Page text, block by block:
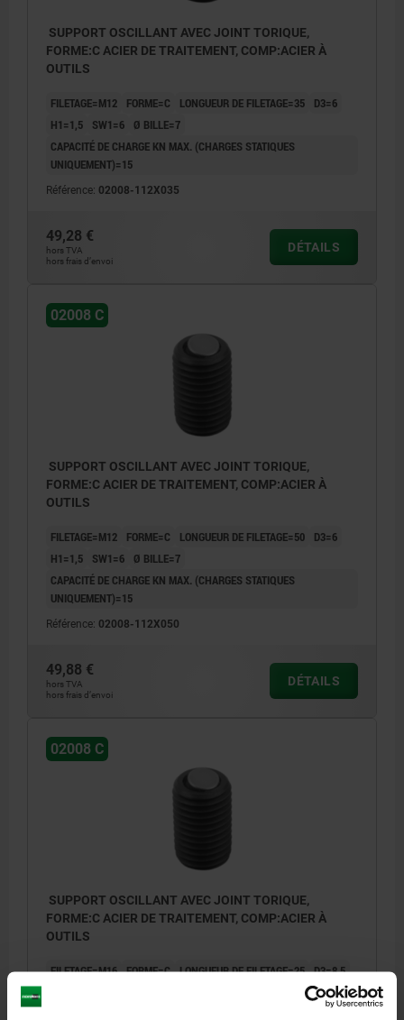
SUPPORT OSCILLANT AVEC JOINT TORIQUE,
FORME:C ACIER DE TRAITEMENT, COMP:ACIER À
OUTILS
FILETAGE=M12 FORME=C LONGUEUR DE FILETAGE=35
D3=6
H1=1,5
SW1=6
Ø BILLE=7
CAPACITÉ DE CHARGE KN MAX. (CHARGES STATIQUES
UNIQUEMENT)=15
Référence: 02008-112X035
49,28 €
hors TVA
hors frais d’envoi
DÉTAILS
02008 C
SUPPORT OSCILLANT AVEC JOINT TORIQUE,
FORME:C ACIER DE TRAITEMENT, COMP:ACIER À
OUTILS
FILETAGE=M12 FORME=C LONGUEUR DE FILETAGE=50
D3=6
H1=1,5
SW1=6
Ø BILLE=7
CAPACITÉ DE CHARGE KN MAX. (CHARGES STATIQUES
UNIQUEMENT)=15
Référence: 02008-112X050
49,88 €
hors TVA
hors frais d’envoi
DÉTAILS
02008 C
SUPPORT OSCILLANT AVEC JOINT TORIQUE,
FORME:C ACIER DE TRAITEMENT, COMP:ACIER À
OUTILS
FILETAGE=M16 FORME=C LONGUEUR DE FILETAGE=25 D3=8,5